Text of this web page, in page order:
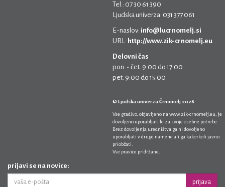
Tel.: 07 30 61 390
Ljudska univerza: 031 377 061
E-naslov: info@lucrnomelj.si
URL: http://www.zik-crnomelj.eu
Delovni čas
pon. - čet. 9:00 do 17:00
pet. 9:00 do 15:00
© Ljudska univerza Črnomelj 2026
Vse gradivo, objavljeno na www.zik-crnomelj.eu , je
dovoljeno uporabljati le za svoje osebne potrebe.
Brez dovoljenja uredništva ga ni dovoljeno
uporabljati v druge namene ali ga kakorkoli javno
priobčati.
Vse pravice pridržane.
prijavi se na novice:
prijava